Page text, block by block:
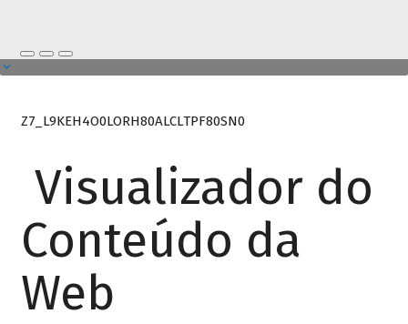
Z7_L9KEH4O0LORH80ALCLTPF80SN0
Visualizador do
Conteúdo da
Web